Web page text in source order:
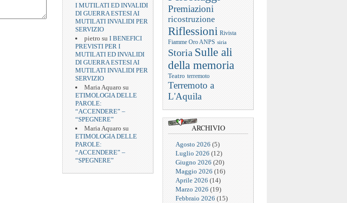
I MUTILATI ED INVALIDI
DI GUERRA ESTESI AI
MUTILATI INVALIDI PER
SERVIZIO
pietro su I BENEFICI
PREVISTI PER I
MUTILATI ED INVALIDI
DI GUERRA ESTESI AI
MUTILATI INVALIDI PER
SERVIZIO
Maria Aquaro su
ETIMOLOGIA DELLE
PAROLE:
“ACCENDERE” –
“SPEGNERE”
Maria Aquaro su
ETIMOLOGIA DELLE
PAROLE:
“ACCENDERE” –
“SPEGNERE”
Premiazioni
ricostruzione
Riflessioni Rivista
Fiamme Oro ANPS siria
Storia Sulle ali
della memoria
Teatro terremoto
Terremoto a
L'Aquila
ARCHIVIO
Agosto 2026 (5)
Luglio 2026 (12)
Giugno 2026 (20)
Maggio 2026 (16)
Aprile 2026 (14)
Marzo 2026 (19)
Febbraio 2026 (15)